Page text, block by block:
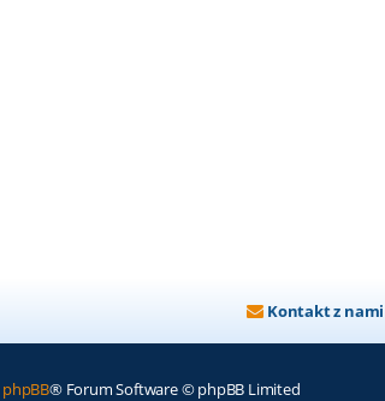
Kontakt z nami
phpBB® Forum Software © phpBB Limited